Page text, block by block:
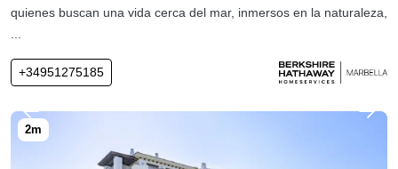
quienes buscan una vida cerca del mar, inmersos en la naturaleza,
+34951275185